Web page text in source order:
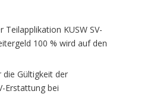
Teilapplikation KUSW SV-
100 % wird auf den
Gültigkeit der
Erstattung bei